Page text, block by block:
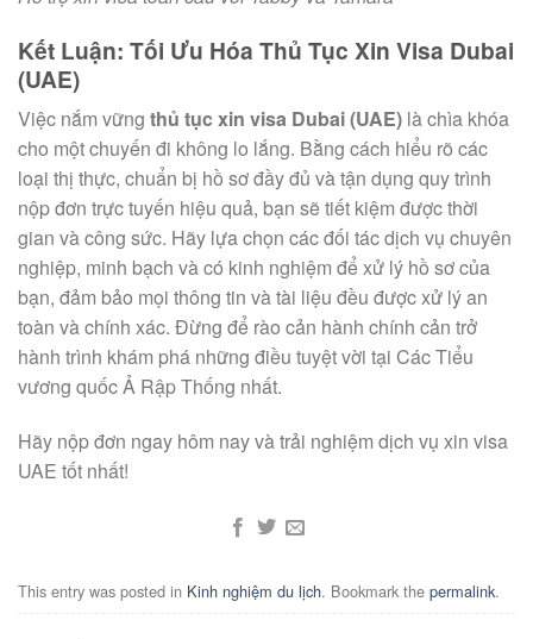
Kết Luận: Tối Ưu Hóa Thủ Tục Xin Visa Dubai
(UAE)
Việc nắm vững thủ tục xin visa Dubai (UAE) là chìa khóa
cho một chuyến đi không lo lắng. Bằng cách hiểu rõ các
loại thị thực, chuẩn bị hồ sơ đầy đủ và tận dụng quy trình
nộp đơn trực tuyến hiệu quả, bạn sẽ tiết kiệm được thời
gian và công sức. Hãy lựa chọn các đối tác dịch vụ chuyên
nghiệp, minh bạch và có kinh nghiệm để xử lý hồ sơ của
bạn, đảm bảo mọi thông tin và tài liệu đều được xử lý an
toàn và chính xác. Đừng để rào cản hành chính cản trở
hành trình khám phá những điều tuyệt vời tại Các Tiểu
vương quốc Ả Rập Thống nhất.
Hãy nộp đơn ngay hôm nay và trải nghiệm dịch vụ xin visa
UAE tốt nhất!
This entry was posted in Kinh nghiệm du lịch. Bookmark the permalink.